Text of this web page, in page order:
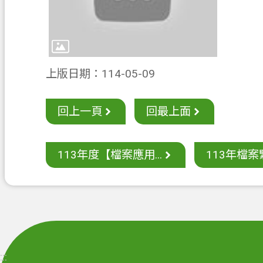
上版日期：114-05-09
回上一頁 回最上面
113年度【檔案應用... 113年檔案
:::